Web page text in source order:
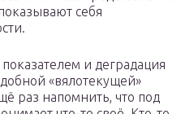
себя
и деградация
«вялотекущей»
раз напомнить, что под